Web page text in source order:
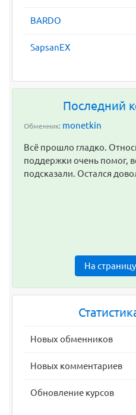
BARDO
SapsanEX
Последний
Обменник: monetkin
Всё прошло гладко.
поддержки очень помог,
подсказали. Остался
На
Новых обменников
Новых комментариев
Обновление курсов